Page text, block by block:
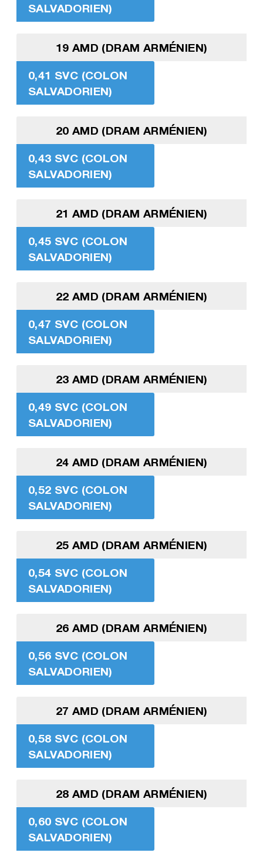
SALVADORIEN)
19 AMD (DRAM ARMÉNIEN)
0,41 SVC (COLON
SALVADORIEN)
20 AMD (DRAM ARMÉNIEN)
0,43 SVC (COLON
SALVADORIEN)
21 AMD (DRAM ARMÉNIEN)
0,45 SVC (COLON
SALVADORIEN)
22 AMD (DRAM ARMÉNIEN)
0,47 SVC (COLON
SALVADORIEN)
23 AMD (DRAM ARMÉNIEN)
0,49 SVC (COLON
SALVADORIEN)
24 AMD (DRAM ARMÉNIEN)
0,52 SVC (COLON
SALVADORIEN)
25 AMD (DRAM ARMÉNIEN)
0,54 SVC (COLON
SALVADORIEN)
26 AMD (DRAM ARMÉNIEN)
0,56 SVC (COLON
SALVADORIEN)
27 AMD (DRAM ARMÉNIEN)
0,58 SVC (COLON
SALVADORIEN)
28 AMD (DRAM ARMÉNIEN)
0,60 SVC (COLON
SALVADORIEN)